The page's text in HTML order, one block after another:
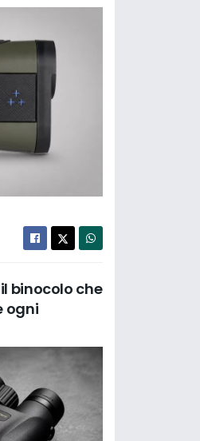
binocolo che
ogni